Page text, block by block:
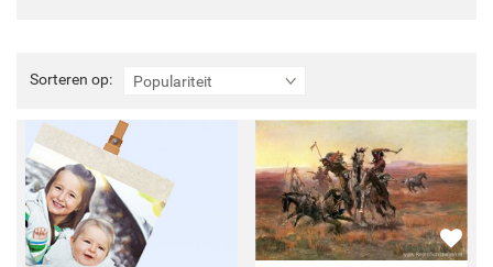
Sorteren op: Populariteit
Sorteren
op: